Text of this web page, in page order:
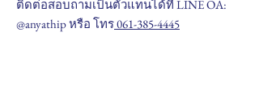
ติดต่อสอบถามเป็นตัวแทนได้ที่ LINE OA:
@anyathip หรือ โทร061-385-4445